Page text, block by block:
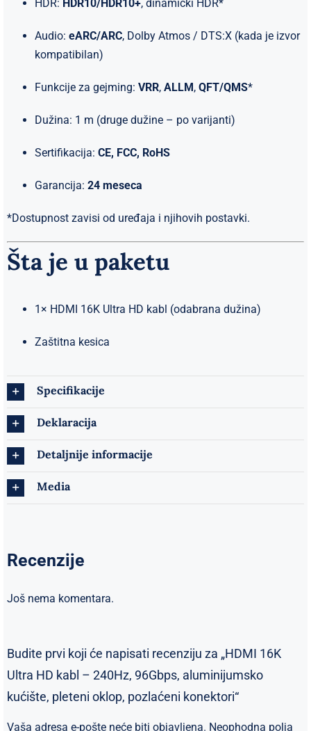
HDR: HDR10/HDR10+, dinamički HDR*
Audio: eARC/ARC, Dolby Atmos / DTS:X (kada je izvor
kompatibilan)
Funkcije za gejming: VRR, ALLM, QFT/QMS*
Dužina: 1 m (druge dužine – po varijanti)
Sertifikacija: CE, FCC, RoHS
Garancija: 24 meseca
*Dostupnost zavisi od uređaja i njihovih postavki.
Šta je u paketu
1× HDMI 16K Ultra HD kabl (odabrana dužina)
Zaštitna kesica
Specifikacije
Deklaracija
Detaljnije informacije
Media
Recenzije
Još nema komentara.
Budite prvi koji će napisati recenziju za „HDMI 16K
Ultra HD kabl – 240Hz, 96Gbps, aluminijumsko
kućište, pleteni oklop, pozlaćeni konektori“
Vaša adresa e-pošte neće biti objavljena. Neophodna polja